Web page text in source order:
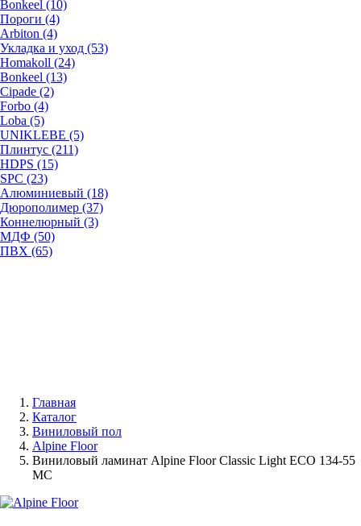
Bonkeel (10)
Пороги (4)
Arbiton (4)
Укладка и уход (53)
Homakoll (24)
Bonkeel (13)
Cipade (2)
Forbo (4)
Loba (5)
UNIKLEBE (5)
Плинтус (211)
HDPS (15)
SPC (23)
Алюминиевый (18)
Дюрополимер (37)
Коннелюрный (3)
МДФ (50)
ПВХ (65)
Главная
Каталог
Виниловый пол
Alpine Floor
Виниловый ламинат Alpine Floor Classic Light ECO 134-55
MC